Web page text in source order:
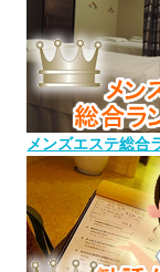
メンズエステ総合